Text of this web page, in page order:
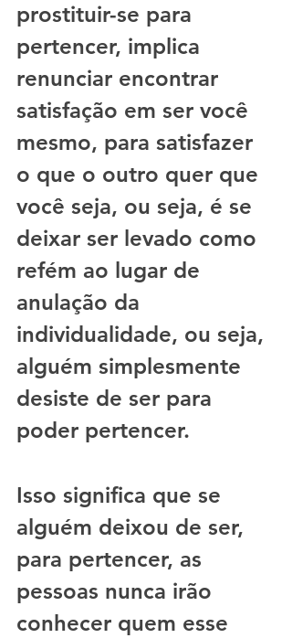
prostituir-se para
pertencer, implica
renunciar encontrar
satisfação em ser você
mesmo, para satisfazer
o que o outro quer que
você seja, ou seja, é se
deixar ser levado como
refém ao lugar de
anulação da
individualidade, ou seja,
alguém simplesmente
desiste de ser para
poder pertencer.
Isso significa que se
alguém deixou de ser,
para pertencer, as
pessoas nunca irão
conhecer quem esse